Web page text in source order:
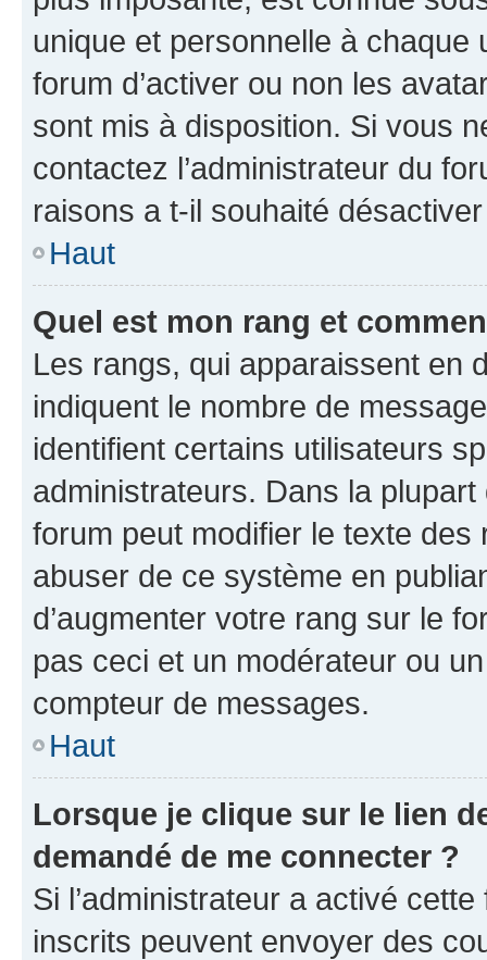
unique et personnelle à chaque
forum d’activer ou non les
sont mis à disposition. Si vous
contactez l’administrateur du
raisons a t-il souhaité
Haut
Quel est mon rang et
Les rangs, qui apparaissent en
indiquent le nombre de
identifient certains utilisateurs
administrateurs. Dans la
forum peut modifier le texte
abuser de ce système en
d’augmenter votre rang sur le
pas ceci et un modérateur ou
compteur de messages.
Haut
Lorsque je clique sur le lien
demandé de me connecter ?
Si l’administrateur a activé
inscrits peuvent envoyer des